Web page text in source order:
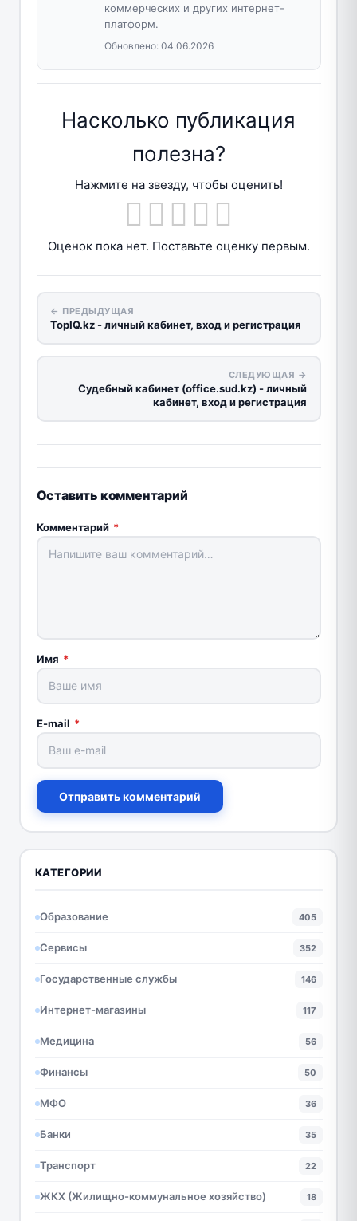
коммерческих и других интернет-
платформ.
Обновлено: 04.06.2026
Насколько публикация
полезна?
Нажмите на звезду, чтобы оценить!
Оценок пока нет. Поставьте оценку первым.
← ПРЕДЫДУЩАЯ
TopIQ.kz - личный кабинет, вход и регистрация
СЛЕДУЮЩАЯ →
Судебный кабинет (office.sud.kz) - личный
кабинет, вход и регистрация
Оставить комментарий
Комментарий *
Имя *
E-mail *
Отправить комментарий
КАТЕГОРИИ
Образование 405
Сервисы 352
Государственные службы 146
Интернет-магазины 117
Медицина 56
Финансы 50
МФО 36
Банки 35
Транспорт 22
ЖКХ (Жилищно-коммунальное хозяйство) 18